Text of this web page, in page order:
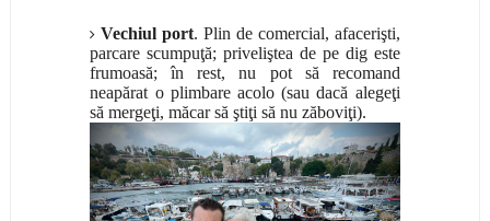
Vechiul port. Plin de comercial, afacerişti,
parcare scumpuţă; priveliştea de pe dig este
frumoasă; în rest, nu pot să recomand
neapărat o plimbare acolo (sau dacă alegeţi
să mergeţi, măcar să ştiţi să nu zăboviţi).